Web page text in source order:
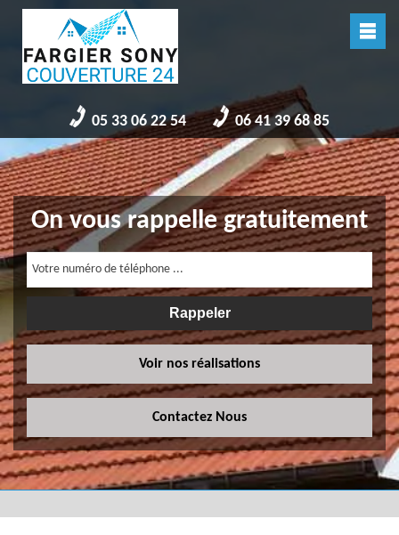
05 33 06 22 54 06 41 39 68 85
On vous rappelle gratuitement
Voir nos réalisations
Contactez Nous